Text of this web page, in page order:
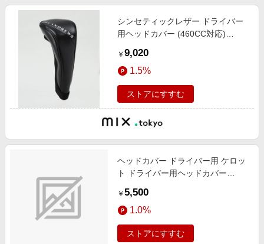
シンセティックレザー ドライバー
用ヘッドカバー (460CC対応)
￥ 9,020
1.5%
ストアにすすむ
ヘッドカバー ドライバー用 ケロッ
ト ドライバー用ヘッドカバー
￥ 5,500
1.0%
ストアにすすむ